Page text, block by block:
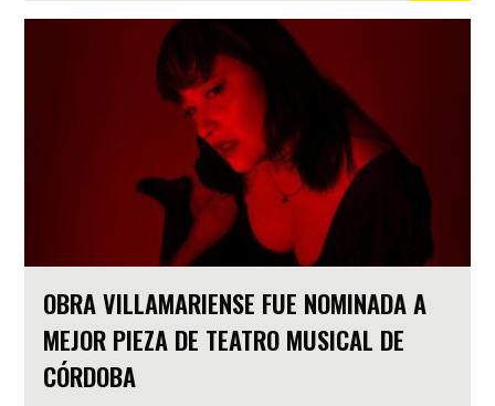
OBRA VILLAMARIENSE FUE NOMINADA A
MEJOR PIEZA DE TEATRO MUSICAL DE
CÓRDOBA